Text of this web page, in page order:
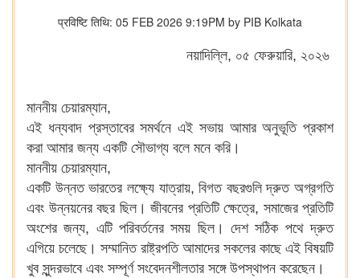
प्रविष्टि तिथि: 05 FEB 2026 9:19PM by PIB Kolkata
নয়াদিল্লি, ০৫ ফেরুয়ারি, ২০২৬
মাননীয় চেয়ারম্যান,
এই ধন্যবাদ প্রস্তাবের সমর্থনে এই সভায় আমার অনুভূতি প্রকাশ
করা আমার জন্য একটি সৌভাগ্য বলে মনে করি।
মাননীয় চেয়ারম্যান,
একটি উন্নত ভারতের লক্ষ্যে যাত্রায়, বিগত বছরগুলি দ্রুত অগ্রগতি
এবং উন্নয়নের বছর ছিল। জীবনের প্রতিটি ক্ষেত্রে, সমাজের প্রতিটি
অংশের জন্য, এটি পরিবর্তনের সময় ছিল। দেশ সঠিক পথে দ্রুত
এগিয়ে চলেছে। সম্মানিত রাষ্ট্রপতি আমাদের সকলের কাছে এই বিষয়টি
খুব সুন্দরভাবে এবং সম্পূর্ণ সংবেদনশীলতার সঙ্গে উপস্থাপন করেছেন।